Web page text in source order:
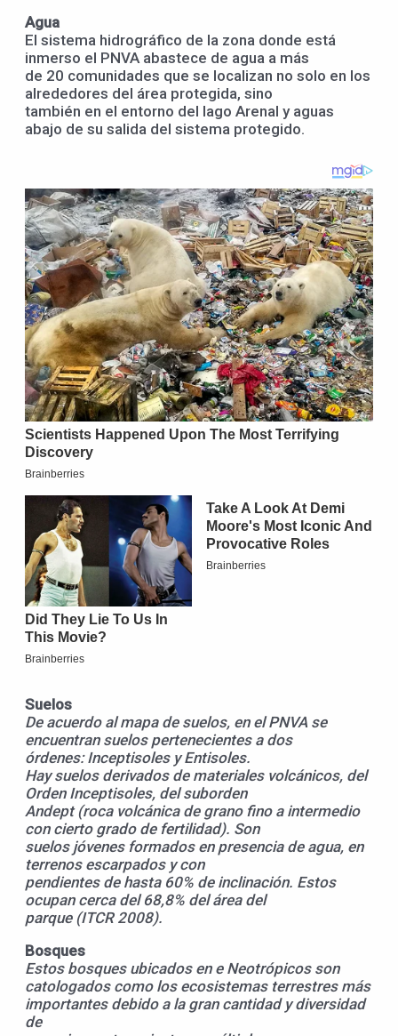
Agua
El sistema hidrográfico de la zona donde está
inmerso el PNVA abastece de agua a más
de 20 comunidades que se localizan no solo en los
alrededores del área protegida, sino
también en el entorno del lago Arenal y aguas
abajo de su salida del sistema protegido.
Suelos
De acuerdo al mapa de suelos, en el PNVA se
encuentran suelos pertenecientes a dos
órdenes: Inceptisoles y Entisoles.
Hay suelos derivados de materiales volcánicos, del
Orden Inceptisoles, del suborden
Andept (roca volcánica de grano fino a intermedio
con cierto grado de fertilidad). Son
suelos jóvenes formados en presencia de agua, en
terrenos escarpados y con
pendientes de hasta 60% de inclinación. Estos
ocupan cerca del 68,8% del área del
parque (ITCR 2008).
Bosques
Estos bosques ubicados en e Neotrópicos son
catologados como los ecosistemas terrestres más
importantes debido a la gran cantidad y diversidad
de